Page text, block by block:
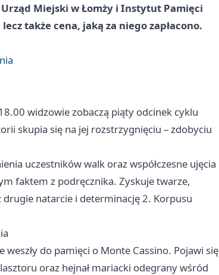
Miejski w Łomży i Instytut Pamięci
także cena, jaką za niego zapłacono.
widzowie zobaczą piąty odcinek cyklu
skupia się na jej rozstrzygnięciu – zdobyciu
uczestników walk oraz współczesne ujęcia
faktem z podręcznika. Zyskuje twarze,
natarcie i determinację 2. Korpusu
do pamięci o Monte Cassino. Pojawi się
oraz hejnał mariacki odegrany wśród